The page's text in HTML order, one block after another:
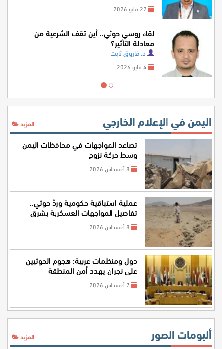
لقاء روسي حوثي.. أين تقف الشرعية من
معادلة التأثير؟
د. فاروق ثابت
اليمن في الإعلام الخارجي المزيد
تصاعد المواجهات في محافظات اليمن
وسط حركة نزوح
عملية استباقية حكومية وردّ حوثي..
تفاصيل المواجهات العسكرية بشرق
اليمن
دول ومنظمات عربية: هجوم الحوثيين
على نجران يهدد أمن المنطقة
ألبومات الصور المزيد